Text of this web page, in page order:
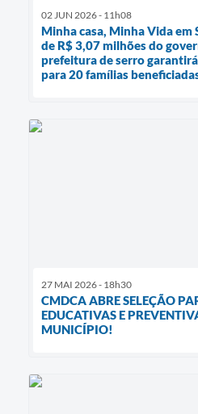
02 JUN 2026 - 11h08
Minha casa, Minha Vida
de R$ 3,07 milhões do
prefeitura de serro
para 20 famílias
27 MAI 2026 - 18h30
CMDCA ABRE SELEÇÃO
EDUCATIVAS E
MUNICÍPIO!